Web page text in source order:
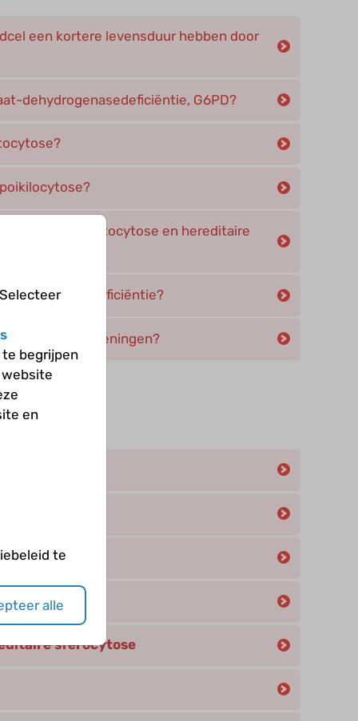
een kortere levensduur hebben door
dehydrogenasedeficiëntie, G6PD?
hereditaire elliptocytose en hereditaire
PK-deficiëntie?
bloedaandoeningen?
sferocytose
begrijpen
en
te
alle